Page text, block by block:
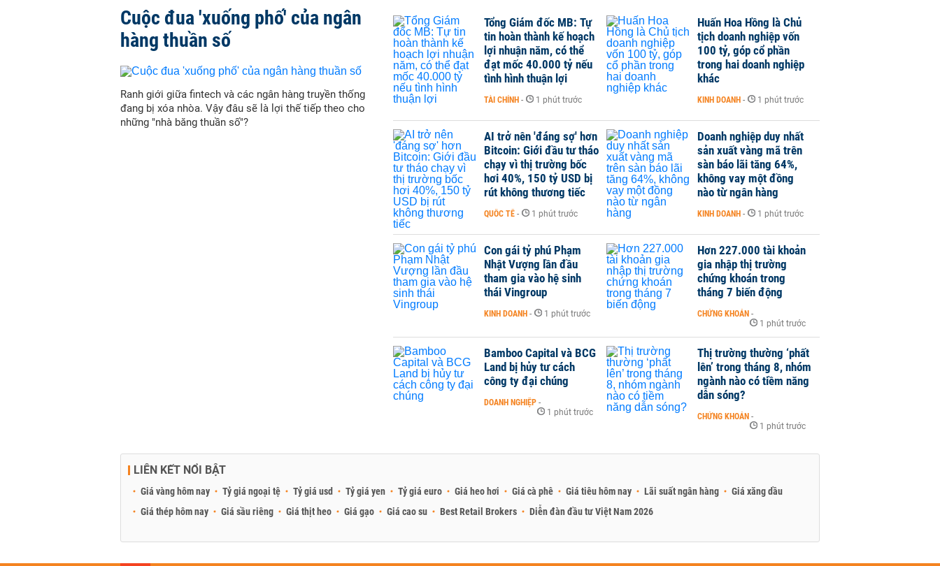
Cuộc đua 'xuống phố' của ngân
hàng thuần số
Ranh giới giữa fintech và các ngân hàng truyền thống
đang bị xóa nhòa. Vậy đâu sẽ là lợi thế tiếp theo cho
những "nhà băng thuần số"?
Tổng Giám đốc MB: Tự
tin hoàn thành kế hoạch
lợi nhuận năm, có thể
đạt mốc 40.000 tỷ nếu
tình hình thuận lợi
TÀI CHÍNH - 1 phút trước
Huấn Hoa Hồng là Chủ
tịch doanh nghiệp vốn
100 tỷ, góp cổ phần
trong hai doanh nghiệp
khác
KINH DOANH - 1 phút trước
AI trở nên 'đáng sợ' hơn
Bitcoin: Giới đầu tư tháo
chạy vì thị trường bốc
hơi 40%, 150 tỷ USD bị
rút không thương tiếc
QUỐC TẾ - 1 phút trước
Doanh nghiệp duy nhất
sản xuất vàng mã trên
sàn báo lãi tăng 64%,
không vay một đồng
nào từ ngân hàng
KINH DOANH - 1 phút trước
Con gái tỷ phú Phạm
Nhật Vượng lần đầu
tham gia vào hệ sinh
thái Vingroup
KINH DOANH - 1 phút trước
Hơn 227.000 tài khoản
gia nhập thị trường
chứng khoán trong
tháng 7 biến động
CHỨNG KHOÁN -
1 phút trước
Bamboo Capital và BCG
Land bị hủy tư cách
công ty đại chúng
DOANH NGHIỆP -
1 phút trước
Thị trường thường ‘phất
lên’ trong tháng 8, nhóm
ngành nào có tiềm năng
dẫn sóng?
CHỨNG KHOÁN -
1 phút trước
LIÊN KẾT NỔI BẬT
Giá vàng hôm nay Tỷ giá ngoại tệ Tỷ giá usd Tỷ giá yen Tỷ giá euro Giá heo hơi Giá cà phê Giá tiêu hôm nay Lãi suất ngân hàng
Giá xăng dầu
Giá thép hôm nay
Giá sầu riêng Giá thịt heo Giá gạo Giá cao su Best Retail Brokers Diễn đàn đầu tư Việt Nam 2026